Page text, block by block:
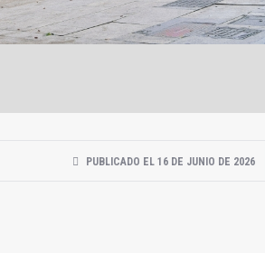
PUBLICADO EL 16 DE JUNIO DE 2026